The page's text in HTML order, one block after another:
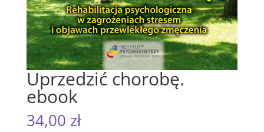
Uprzedzić chorobę.
ebook
34,00 zł